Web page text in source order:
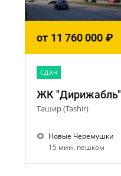
от 11 760 000 ₽
CДАН
ЖК "Дирижабль"
Ташир (Tashir)
Новые Черемушки
15 мин. пешком